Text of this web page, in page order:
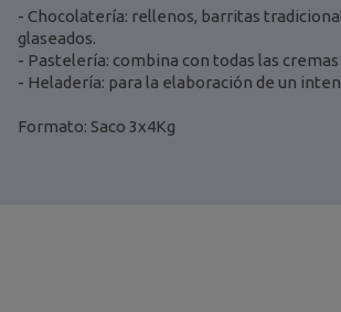
- Chocolatería: rellenos, barritas
glaseados.
- Pastelería: combina con todas las
- Heladería: para la elaboración de un
Formato: Saco 3x4Kg